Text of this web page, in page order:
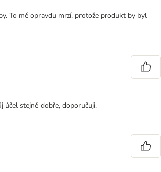
To mě opravdu mrzí, protože produkt by byl
účel stejně dobře, doporučuji.